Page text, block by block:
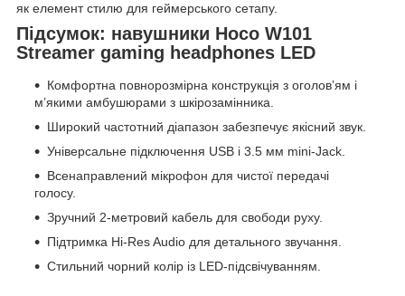
як елемент стилю для геймерського сетапу.
Підсумок: навушники Hoco W101
Streamer gaming headphones LED
Комфортна повнорозмірна конструкція з оголов’ям і
м’якими амбушюрами з шкірозамінника.
Широкий частотний діапазон забезпечує якісний звук.
Універсальне підключення USB і 3.5 мм mini-Jack.
Всенаправлений мікрофон для чистої передачі
голосу.
Зручний 2-метровий кабель для свободи руху.
Підтримка Hi-Res Audio для детального звучання.
Стильний чорний колір із LED-підсвічуванням.